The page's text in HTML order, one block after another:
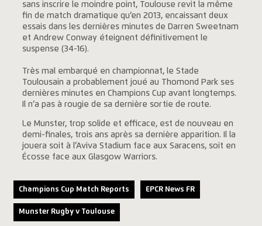
sans inscrire le moindre point, Toulouse revit la même
fin de match dramatique qu’en 2013, encaissant deux
essais dans les dernières minutes de Darren Sweetnam
et Andrew Conway éteignent définitivement le
suspense (34-16).
Très mal embarqué en championnat, le Stade
Toulousain a probablement joué au Thomond Park ses
dernières minutes en Champions Cup avant longtemps.
Il n’a pas à rougie de sa dernière sortie de route.
Le Munster, trop solide et efficace, est de nouveau en
demi-finales, trois ans après sa dernière apparition. Il la
jouera soit à l’Aviva Stadium face aux Saracens, soit en
Écosse face aux Glasgow Warriors.
Champions Cup Match Reports EPCR News FR
Munster Rugby v Toulouse